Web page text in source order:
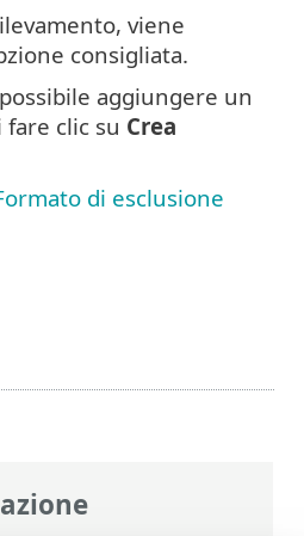
viene
consigliata.
aggiungere un
clic su Crea
di esclusione